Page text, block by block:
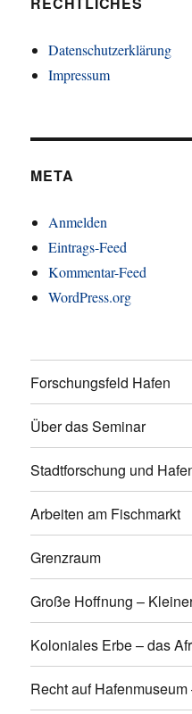
Datenschutzerklärung
Impressum
META
Anmelden
Eintrags-Feed
Kommentar-Feed
WordPress.org
Forschungsfeld Hafen
Über das Seminar
Stadtforschung und
Arbeiten am Fischmarkt
Grenzraum
Große Hoffnung –
Koloniales Erbe – das
Recht auf